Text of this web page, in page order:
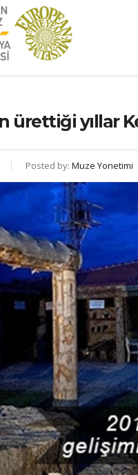
ürettiği yıllar
Posted by: Muze Yonetimi